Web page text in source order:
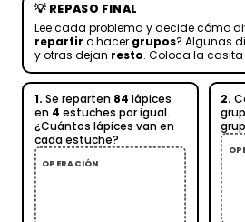
💡 REPASO FINAL
Lee cada problema y decide cómo
repartir o hacer grupos? Algunas
y otras dejan resto. Coloca la casita
1. Se reparten 84 lápices
en 4 estuches por igual.
¿Cuántos lápices van en
cada estuche?
OPERACIÓN
2.